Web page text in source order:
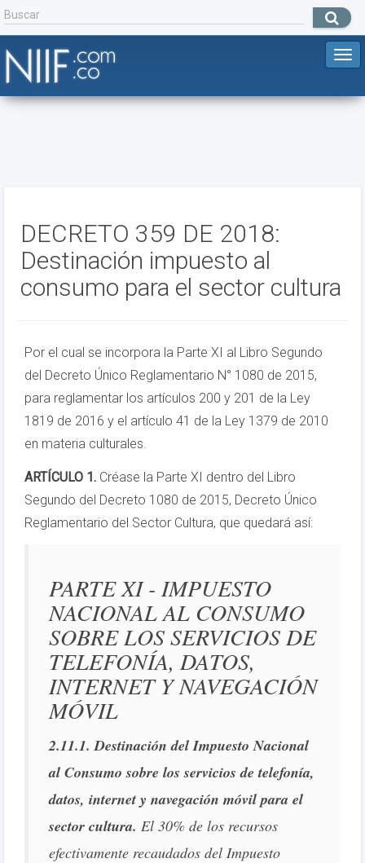
DECRETO 359 DE 2018:
Destinación impuesto al
consumo para el sector cultura
Por el cual se incorpora la Parte XI al Libro Segundo
del Decreto Único Reglamentario N° 1080 de 2015,
para reglamentar los artículos 200 y 201 de la Ley
1819 de 2016 y el artículo 41 de la Ley 1379 de 2010
en materia culturales.
ARTÍCULO 1. Créase la Parte XI dentro del Libro
Segundo del Decreto 1080 de 2015, Decreto Único
Reglamentario del Sector Cultura, que quedará así:
PARTE XI - IMPUESTO
NACIONAL AL CONSUMO
SOBRE LOS SERVICIOS DE
TELEFONÍA, DATOS,
INTERNET Y NAVEGACIÓN
MÓVIL
2.11.1. Destinación del Impuesto Nacional
al Consumo sobre los servicios de telefonía,
datos, internet y navegación móvil para el
sector cultura. El 30% de los recursos
efectivamente recaudados del Impuesto